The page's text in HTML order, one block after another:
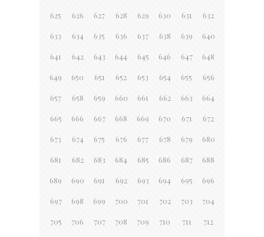
625 626 627 628 629 630 631 632
633 634 635 636 637 638 639 640
641 642 643 644 645 646 647 648
649 650 651 652 653 654 655 656
657 658 659 660 661 662 663 664
665 666 667 668 669 670 671 672
673 674 675 676 677 678 679 680
681 682 683 684 685 686 687 688
689 690 691 692 693 694 695 696
697 698 699 700 701 702 703 704
705 706 707 708 709 710 711 712